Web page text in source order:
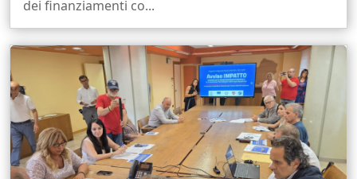
dei finanziamenti co...